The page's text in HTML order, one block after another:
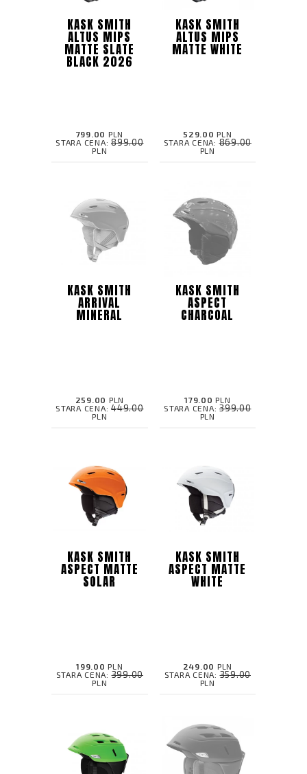
KASK SMITH
ALTUS MIPS
MATTE SLATE
BLACK 2026
799.00 PLN
STARA CENA: 899.00
PLN
KASK SMITH
ALTUS MIPS
MATTE WHITE
529.00 PLN
STARA CENA:869.00
PLN
KASK SMITH
ARRIVAL
MINERAL
259.00 PLN
STARA CENA: 449.00
PLN
KASK SMITH
ASPECT
CHARCOAL
179.00 PLN
STARA CENA: 399.00
PLN
KASK SMITH
ASPECT MATTE
SOLAR
199.00 PLN
STARA CENA:399.00
PLN
KASK SMITH
ASPECT MATTE
WHITE
249.00 PLN
STARA CENA:359.00
PLN